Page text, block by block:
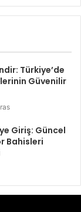
Türkiye’de
Güvenilir
Giriş: Güncel
Bahisleri